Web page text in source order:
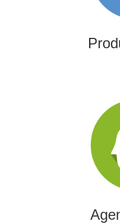
Diseñamos agentes
automatizar procesos,
la